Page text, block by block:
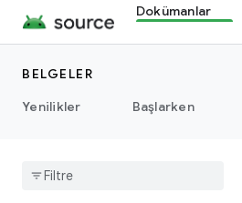
Dokümanlar
BELGELER
Yenilikler
Başlarken
Bildirimler
Performans analizi
Güç
Radyo